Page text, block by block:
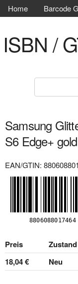
Home Barcode
ISBN /
Samsung
S6 Edge+ gold
EAN/GTIN:
Preis Zustand
18,04 €
Neu